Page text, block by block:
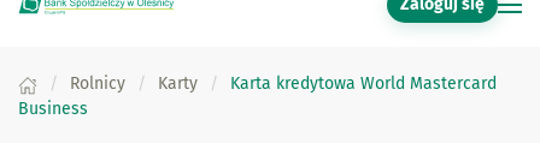
Zaloguj się
Rolnicy Karty
Karta kredytowa World Mastercard
Business